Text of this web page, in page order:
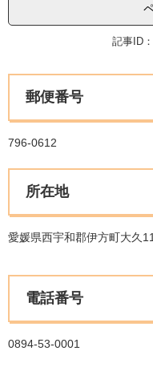
記事ID
郵便番号
796-0612
所在地
愛媛県西宇和郡伊方町大久
電話番号
0894-53-0001